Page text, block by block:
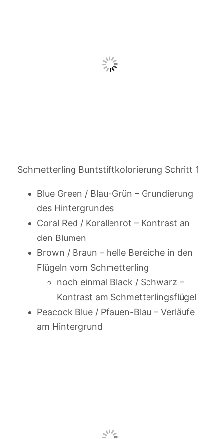
Schmetterling Buntstiftkolorierung Schritt 1
Blue Green / Blau-Grün – Grundierung
des Hintergrundes
Coral Red / Korallenrot – Kontrast an
den Blumen
Brown / Braun – helle Bereiche in den
Flügeln vom Schmetterling
noch einmal Black / Schwarz –
Kontrast am Schmetterlingsflügel
Peacock Blue / Pfauen-Blau – Verläufe
am Hintergrund